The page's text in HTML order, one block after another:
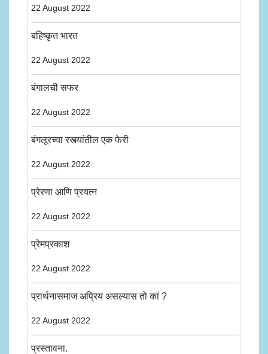
22 August 2022
बहिष्कृत भारत
22 August 2022
बंगालची सफर
22 August 2022
बंगलूरच्या रस्त्यांतील एक फेरी
22 August 2022
प्रेरणा आणि प्रयत्न
22 August 2022
प्रेमप्रकाश
22 August 2022
प्रार्थनासमाज अप्रिय असल्यास तो कां ?
22 August 2022
प्रस्तावना.